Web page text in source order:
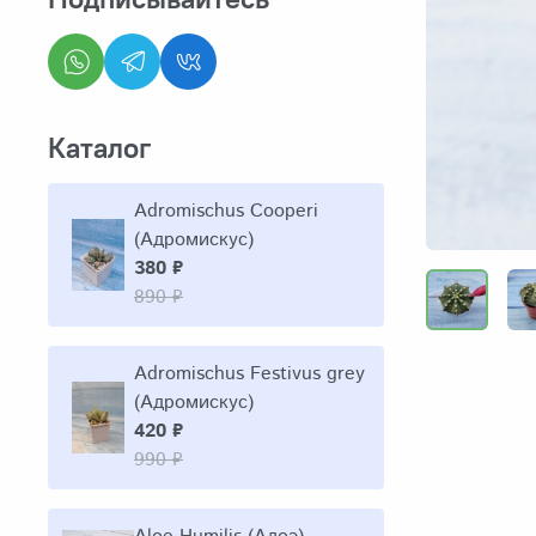
Каталог
Adromischus Cooperi
(Адромискус)
380 ₽
890 ₽
Adromischus Festivus grey
(Адромискус)
420 ₽
990 ₽